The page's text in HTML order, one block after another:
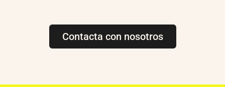
Contacta con nosotros